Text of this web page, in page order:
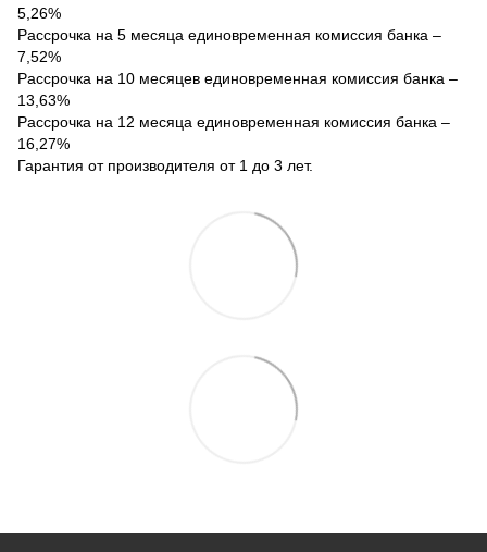
5,26%
Рассрочка на 5 месяца единовременная комиссия банка –
7,52%
Рассрочка на 10 месяцев единовременная комиссия банка –
13,63%
Рассрочка на 12 месяца единовременная комиссия банка –
16,27%
Гарантия от производителя от 1 до 3 лет.